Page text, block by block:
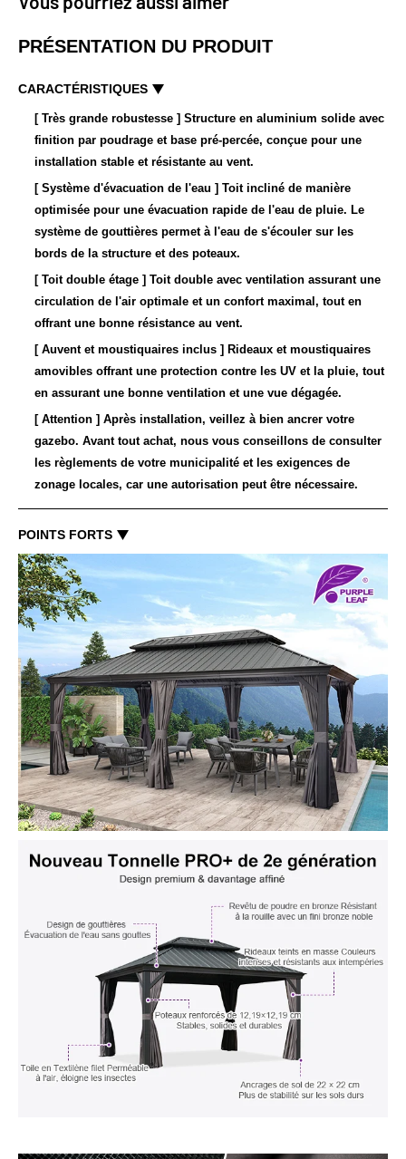
PRÉSENTATION DU PRODUIT
CARACTÉRISTIQUES
[ Très grande robustesse ] Structure en aluminium solide avec
finition par poudrage et base pré-percée, conçue pour une
installation stable et résistante au vent.
[ Système d'évacuation de l'eau ] Toit incliné de manière
optimisée pour une évacuation rapide de l'eau de pluie. Le
système de gouttières permet à l'eau de s'écouler sur les
bords de la structure et des poteaux.
[ Toit double étage ] Toit double avec ventilation assurant une
circulation de l'air optimale et un confort maximal, tout en
offrant une bonne résistance au vent.
[ Auvent et moustiquaires inclus ] Rideaux et moustiquaires
amovibles offrant une protection contre les UV et la pluie, tout
en assurant une bonne ventilation et une vue dégagée.
[ Attention ] Après installation, veillez à bien ancrer votre
gazebo. Avant tout achat, nous vous conseillons de consulter
les règlements de votre municipalité et les exigences de
zonage locales, car une autorisation peut être nécessaire.
POINTS FORTS